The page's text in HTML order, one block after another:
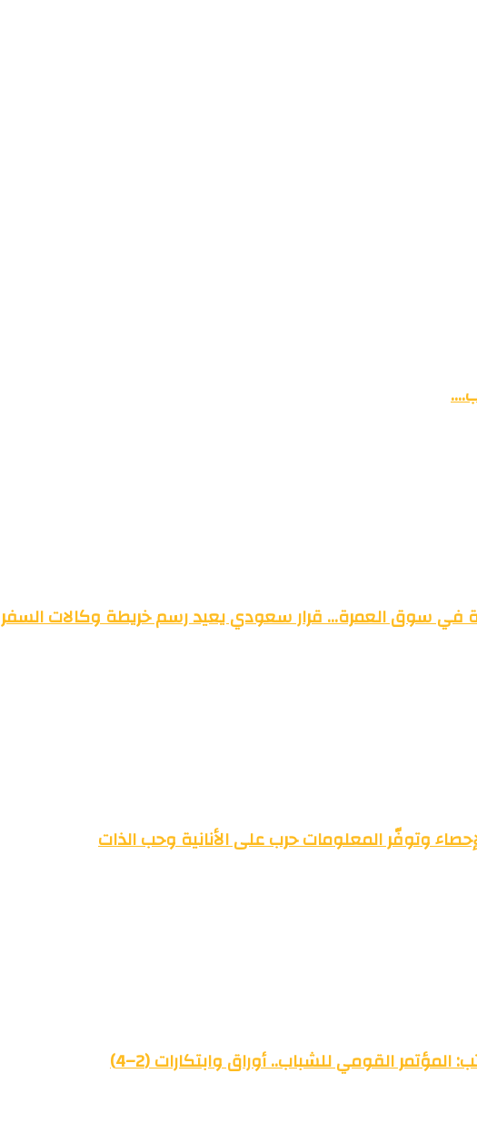
في سوق العمرة… قرار سعودي يعيد رسم خريطة وكالات السفر
وتوفّر المعلومات حرب على الأنانية وحب الذات
القومي للشباب.. أوراق وابتكارات (2–4)